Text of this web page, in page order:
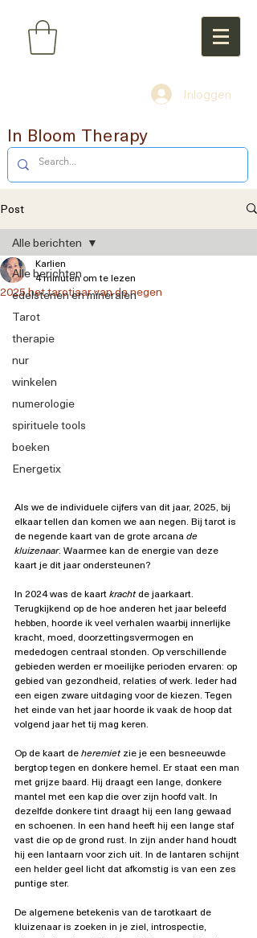
Inloggen
In Bloom Therapy
Post
Alle berichten
edelstenen en mineralen
Tarot
therapie
nur
winkelen
numerologie
spirituele tools
boeken
Energetix
Alle berichten
2025 het tarotjaar van de negen
Karlien
4 minuten om te lezen
Als we de individuele cijfers van dit jaar, 2025, bij
elkaar tellen dan komen we aan negen. Bij tarot is
de negende kaart van de grote arcana de
kluizenaar. Waarmee kan de energie van deze
kaart je dit jaar ondersteunen?
In 2024 was de kaart kracht de jaarkaart.
Terugkijkend op de hoe anderen het jaar beleefd
hebben, hoorde ik veel verhalen waarbij innerlijke
kracht, moed, doorzettingsvermogen en
mededogen centraal stonden. Op verschillende
gebieden werden er moeilijke perioden ervaren: op
gebied van gezondheid, relaties of werk. Ieder had
een eigen zware uitdaging voor de kiezen. Tegen
het einde van het jaar hoorde ik vaak de hoop dat
volgend jaar het tij mag keren.
Op de kaart de heremiet zie je een besneeuwde
bergtop tegen en donkere hemel. Er staat een man
met grijze baard. Hij draagt een lange, donkere
mantel met een kap die over zijn hoofd valt. In
dezelfde donkere tint draagt hij een lang gewaad
en schoenen. In een hand heeft hij een lange staf
vast die op de grond rust. In zijn ander hand houdt
hij een lantaarn voor zich uit. In de lantaren schijnt
een helder geel licht dat afkomstig is van een zes
puntige ster.
De algemene betekenis van de tarotkaart de
kluizenaar is zoeken in je ziel, introspectie,